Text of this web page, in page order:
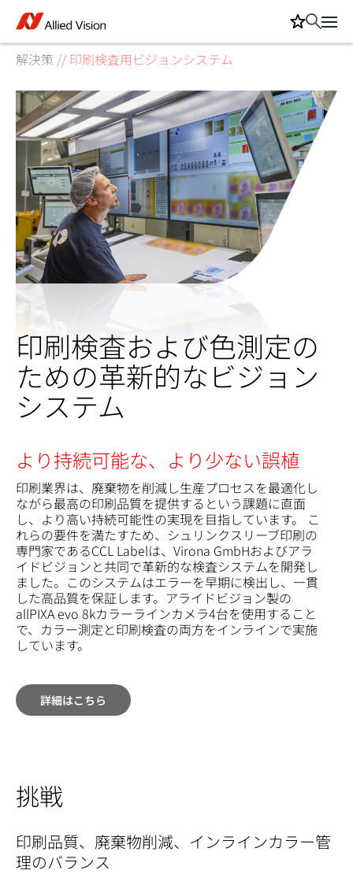
解決策 // 印刷検査用ビジョンシステム
印刷検査および色測定の
ための革新的なビジョン
システム
より持続可能な、より少ない誤植
印刷業界は、廃棄物を削減し生産プロセスを最適化し
ながら最高の印刷品質を提供するという課題に直面
し、より高い持続可能性の実現を目指しています。 こ
れらの要件を満たすため、シュリンクスリーブ印刷の
専門家であるCCL Labelは、Virona GmbHおよびアラ
イドビジョンと共同で革新的な検査システムを開発し
ました。このシステムはエラーを早期に検出し、一貫
した高品質を保証します。アライドビジョン製の
allPIXA evo 8kカラーラインカメラ4台を使用すること
で、カラー測定と印刷検査の両方をインラインで実施
しています。
詳細はこちら
挑戦
印刷品質、廃棄物削減、インラインカラー管
理のバランス